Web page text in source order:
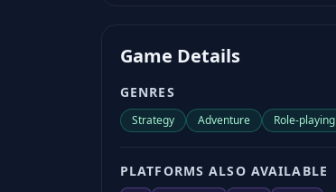
Game Details
GENRES
Strategy Adventure Role-playing
PLATFORMS ALSO AVAILABLE